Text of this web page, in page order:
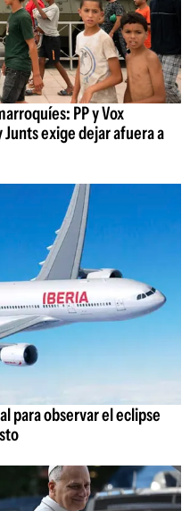
PP y Vox
Junts exige dejar afuera a
para observar el eclipse